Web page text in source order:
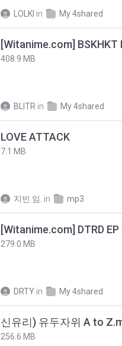
LOLKI in My 4shared
[Witanime.com] BSKHKT
408.9 MB
BLITR in My 4shared
LOVE ATTACK
7.1 MB
지빈 임. in mp3
[Witanime.com] DTRD EP
279.0 MB
DRTY in My 4shared
신유리) 유두자위 A to
256.6 MB